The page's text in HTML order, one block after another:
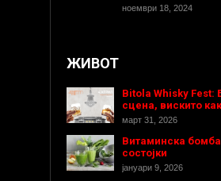
ноември 18, 2024
ЖИВОТ
Bitola Whisky Fest:
сцена, вискито
март 31, 2026
Витаминска
состојки
јануари 9, 2026